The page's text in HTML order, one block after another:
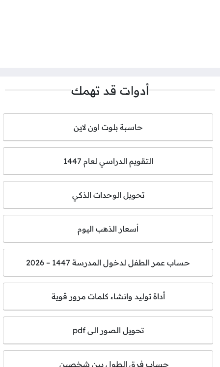
أدوات قد تهمك
حاسبة بلوت اون لاين
التقويم الدراسي لعام 1447
تحويل الوحدات الذكي
أسعار الذهب اليوم
حساب عمر الطفل لدخول المدرسة 1447 – 2026
أداة توليد وانشاء كلمات مرور قوية
تحويل الصور الى pdf
حساب فرق الطول بين شخصين